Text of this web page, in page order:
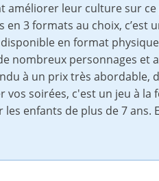
améliorer leur culture sur
en 3 formats au choix,
en format
nombreux personnages et
à un prix très abordable,
vos soirées, c'est un jeu à la
les enfants de plus de 7